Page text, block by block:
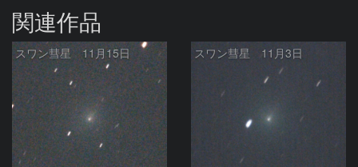
関連作品
スワン彗星 11月15日 スワン彗星 11月3日